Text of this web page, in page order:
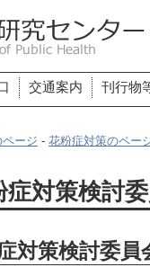
交通案内 刊行物
ージ - 花粉症対策のペー
対策検討
対策検討委